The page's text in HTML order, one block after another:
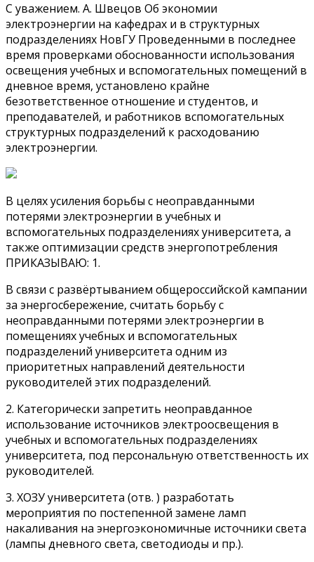
С уважением. А. Швецов Об экономии
электроэнергии на кафедрах и в структурных
подразделениях НовГУ Проведенными в последнее
время проверками обоснованности использования
освещения учебных и вспомогательных помещений в
дневное время, установлено крайне
безответственное отношение и студентов, и
преподавателей, и работников вспомогательных
структурных подразделений к расходованию
электроэнергии.
В целях усиления борьбы с неоправданными
потерями электроэнергии в учебных и
вспомогательных подразделениях университета, а
также оптимизации средств энергопотребления
ПРИКАЗЫВАЮ: 1.
В связи с развёртыванием общероссийской кампании
за энергосбережение, считать борьбу с
неоправданными потерями электроэнергии в
помещениях учебных и вспомогательных
подразделений университета одним из
приоритетных направлений деятельности
руководителей этих подразделений.
2. Категорически запретить неоправданное
использование источников электроосвещения в
учебных и вспомогательных подразделениях
университета, под персональную ответственность их
руководителей.
3. ХОЗУ университета (отв. ) разработать
мероприятия по постепенной замене ламп
накаливания на энергоэкономичные источники света
(лампы дневного света, светодиоды и пр.).